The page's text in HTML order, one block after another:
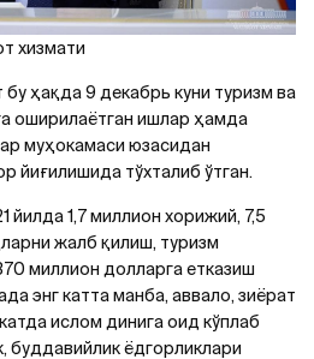
хизмати
ҳақда 9 декабрь куни туризм ва
оширилаётган ишлар ҳамда
муҳокамаси юзасидан
йиғилишида тўхталиб ўтган.
йилда 1,7 миллион хорижий, 7,5
жалб қилиш, туризм
миллион долларга етказиш
энг катта манба, аввало, зиёрат
ислом динига оид кўплаб
буддавийлик ёдгорликлари